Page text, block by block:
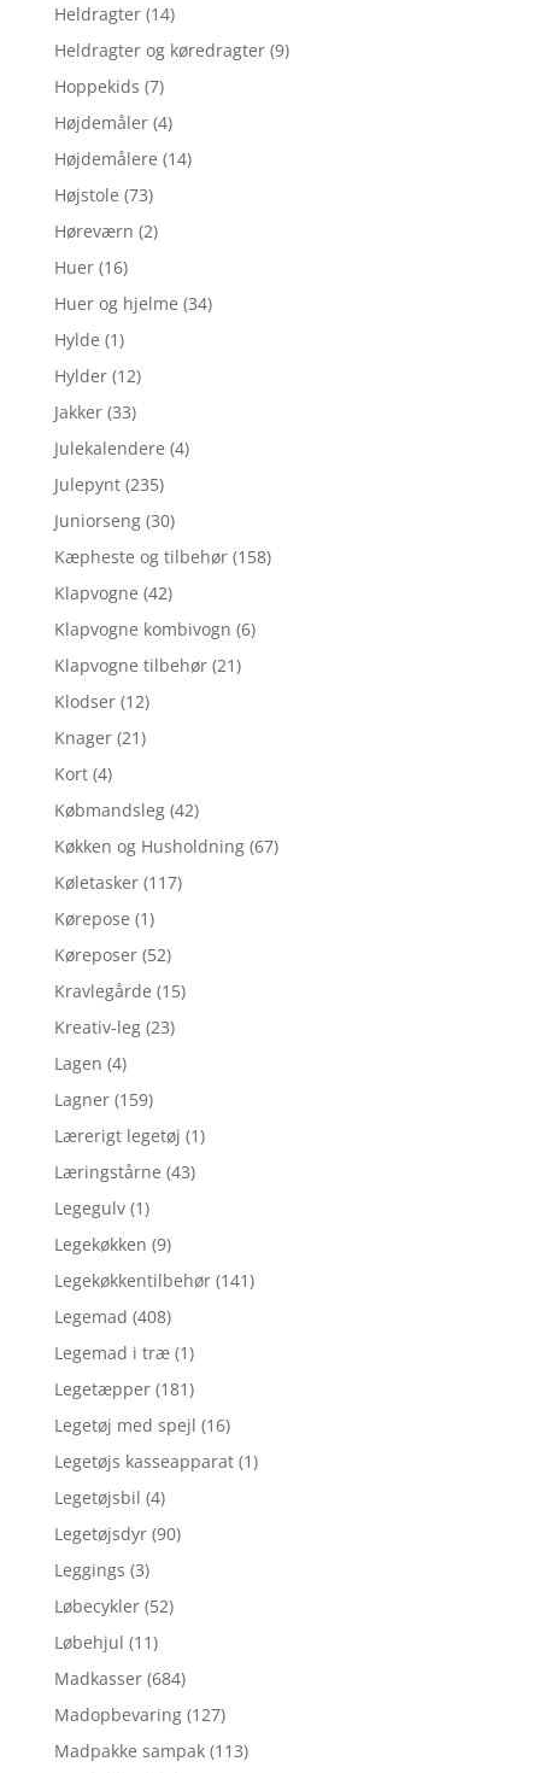
Heldragter (14)
Heldragter og køredragter (9)
Hoppekids (7)
Højdemåler (4)
Højdemålere (14)
Højstole (73)
Høreværn (2)
Huer (16)
Huer og hjelme (34)
Hylde (1)
Hylder (12)
Jakker (33)
Julekalendere (4)
Julepynt (235)
Juniorseng (30)
Kæpheste og tilbehør (158)
Klapvogne (42)
Klapvogne kombivogn (6)
Klapvogne tilbehør (21)
Klodser (12)
Knager (21)
Kort (4)
Købmandsleg (42)
Køkken og Husholdning (67)
Køletasker (117)
Kørepose (1)
Køreposer (52)
Kravlegårde (15)
Kreativ-leg (23)
Lagen (4)
Lagner (159)
Lærerigt legetøj (1)
Læringstårne (43)
Legegulv (1)
Legekøkken (9)
Legekøkkentilbehør (141)
Legemad (408)
Legemad i træ (1)
Legetæpper (181)
Legetøj med spejl (16)
Legetøjs kasseapparat (1)
Legetøjsbil (4)
Legetøjsdyr (90)
Leggings (3)
Løbecykler (52)
Løbehjul (11)
Madkasser (684)
Madopbevaring (127)
Madpakke sampak (113)